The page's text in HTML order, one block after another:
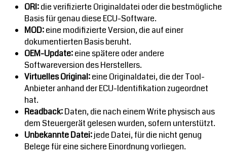
ORI:die verifizierte Originaldatei oder die bestmögliche
Basis für genau diese ECU-Software.
MOD:eine modifizierte Version, die auf einer
dokumentierten Basis beruht.
OEM-Update:eine spätere oder andere
Softwareversion des Herstellers.
Virtuelles Original:eine Originaldatei, die der Tool-
Anbieter anhand der ECU-Identifikation zugeordnet
hat.
Readback:Daten, die nach einem Write physisch aus
dem Steuergerät gelesen wurden, sofern unterstützt.
Unbekannte Datei:jede Datei, für die nicht genug
Belege für eine sichere Einordnung vorliegen.